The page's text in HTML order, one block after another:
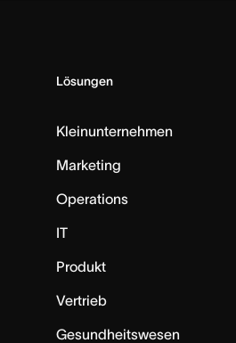
Lösungen
Kleinunternehmen
Marketing
Operations
IT
Produkt
Vertrieb
Gesundheitswesen